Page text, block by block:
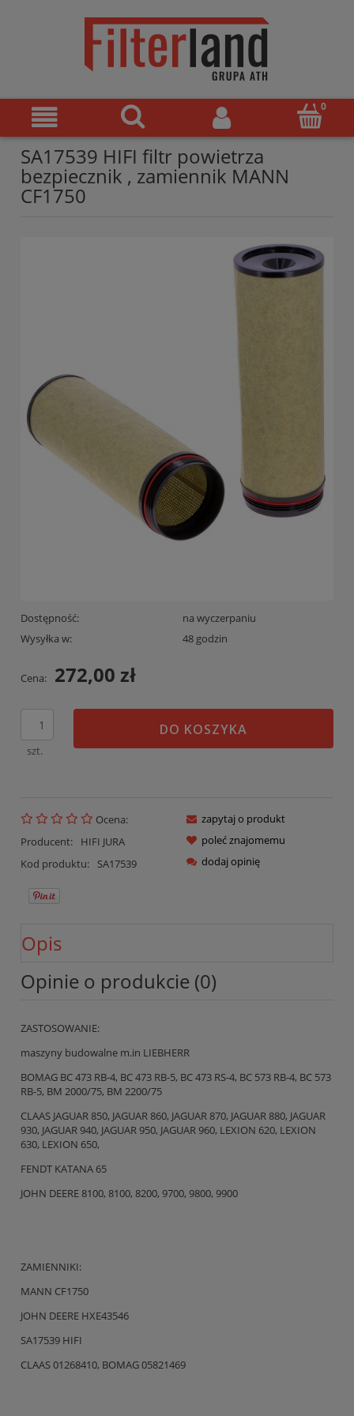
SA17539 HIFI filtr powietrza
bezpiecznik , zamiennik MANN
CF1750
Dostępność:
na wyczerpaniu
Wysyłka w:
48 godzin
Cena: 272,00 zł
szt.
DO KOSZYKA
Ocena:
Producent:
HIFI JURA
Kod produktu:
SA17539
zapytaj o produkt
poleć znajomemu
dodaj opinię
Opis
Opinie o produkcie (0)
ZASTOSOWANIE:
maszyny budowalne m.in LIEBHERR
BOMAG BC 473 RB-4, BC 473 RB-5, BC 473 RS-4, BC 573 RB-4, BC 573
RB-5, BM 2000/75, BM 2200/75
CLAAS JAGUAR 850, JAGUAR 860, JAGUAR 870, JAGUAR 880, JAGUAR
930, JAGUAR 940, JAGUAR 950, JAGUAR 960, LEXION 620, LEXION
630, LEXION 650,
FENDT KATANA 65
JOHN DEERE 8100, 8100, 8200, 9700, 9800, 9900
ZAMIENNIKI:
MANN CF1750
JOHN DEERE HXE43546
SA17539 HIFI
CLAAS 01268410, BOMAG 05821469